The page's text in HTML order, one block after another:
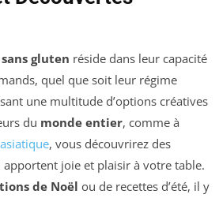
gluten réside dans leur capacité
quel que soit leur régime
une multitude d’options créatives
du monde entier, comme à
, vous découvrirez des
joie et plaisir à votre table.
de Noël ou de recettes d’été, il y